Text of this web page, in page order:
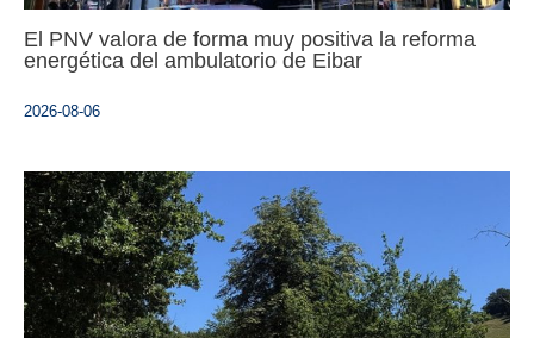
El PNV valora de forma muy positiva la reforma
energética del ambulatorio de Eibar
2026-08-06